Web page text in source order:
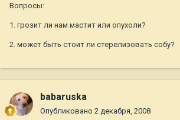
Вопросы:
1. грозит ли нам мастит или опухоли?
2. может быть стоит ли стерелизовать собу?
babaruska
Опубликовано 2 декабря, 2008